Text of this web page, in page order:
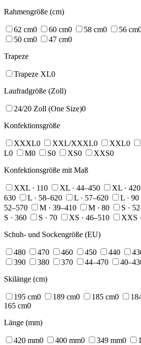
Rahmengröße (cm)
62 cm0 60 cm0 58 cm0 56 cm
50 cm0 47 cm0
Trapeze
Trapeze XL0
Laufradgröße (Zoll)
24/20 Zoll (One Size)0
Konfektionsgröße
XXXL0 XXL/XXXL0 XXL0
L0 M0 S0 XS0 XXS0
Konfektionsgröße mit Maß
XXL · 110 XL · 44–450 XL · 420
630 L · 58–620 L · 57–620 L · 90
52–570 M · 39–410 M · 80 S ·
S · 360 S · 70 XS · 46–510 XXS
Schuh- und Sockengröße (EU)
480 470 460 450 440 43
390 380 370 44–470 40–43
Skilänge (cm)
195 cm0 189 cm0 185 cm0
165 cm0
Länge (mm)
420 mm0 400 mm0 349 mm0